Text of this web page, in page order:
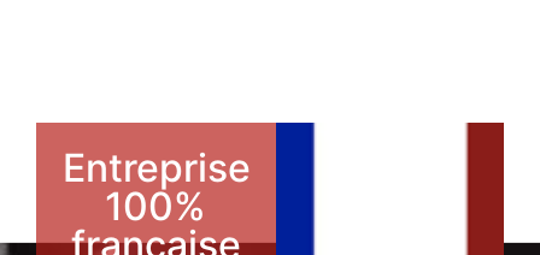
Entreprise
100%
française